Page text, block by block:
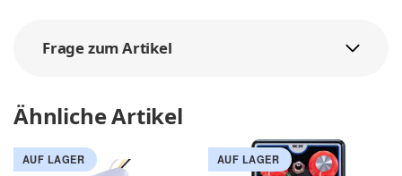
Frage zum Artikel
Ähnliche Artikel
AUF LAGER AUF LAGER